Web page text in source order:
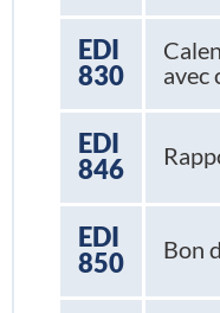
EDI
830
avec
EDI
846
EDI
850
Bon